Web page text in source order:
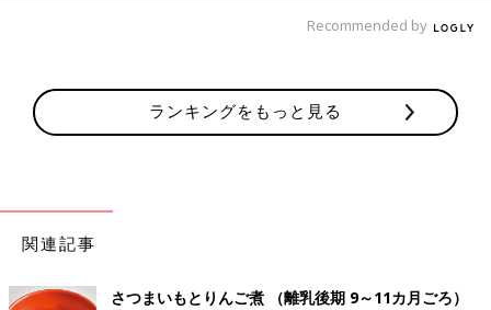
Recommended by
ランキングをもっと見る
関連記事
さつまいもとりんご煮 （離乳後期 9～11カ月ごろ）